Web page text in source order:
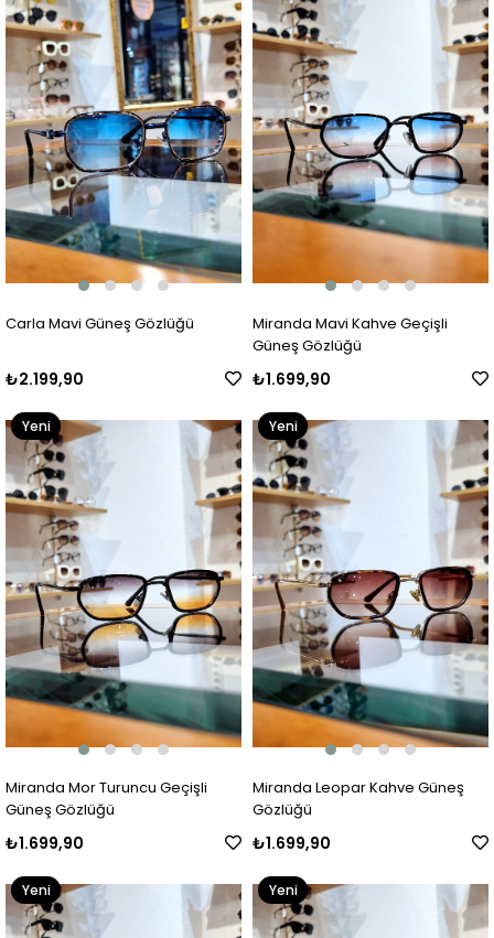
Carla Mavi Güneş Gözlüğü
₺2.199,90
Miranda Mavi Kahve Geçişli
Güneş Gözlüğü
₺1.699,90
Miranda Mor Turuncu Geçişli
Güneş Gözlüğü
₺1.699,90
Yeni
Ürün
Miranda Leopar Kahve Güneş
Gözlüğü
₺1.699,90
Yeni
Ürün
Yeni
Ürün
Yeni
Ürün